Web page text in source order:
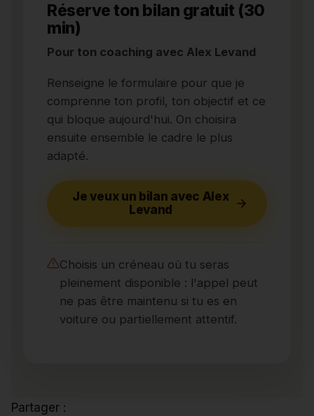
Réserve ton bilan gratuit (30
min)
Pour ton coaching avec Alex Levand
Renseigne le formulaire pour que je
comprenne ton profil, ton objectif et ce
qui bloque aujourd'hui. On choisira
ensuite ensemble le cadre le plus
adapté.
Je veux un bilan avec Alex
Levand
Choisis un créneau où tu seras
pleinement disponible : l'appel peut
ne pas être maintenu si tu es en
voiture ou partiellement attentif.
Partager :